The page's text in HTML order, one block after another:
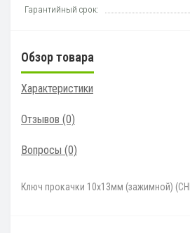
Гарантийный срок:
Обзор товара
Характеристики
Отзывов (0)
Вопросы (0)
Ключ прокачки 10х13мм (зажимной)